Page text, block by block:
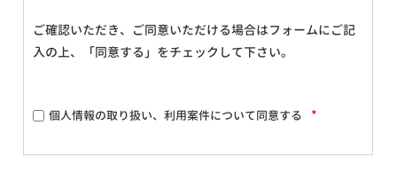
ご確認いただき、ご同意いただける場合はフォームにご記
入の上、「同意する」をチェックして下さい。
個人情報の取り扱い、利用案件について同意する *